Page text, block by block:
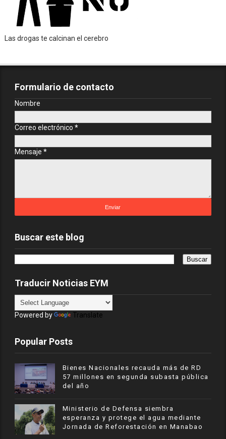
Las drogas te calcinan el cerebro
Formulario de contacto
Nombre
Correo electrónico *
Mensaje *
Buscar este blog
Traducir Noticias EYM
Powered by Translate
Popular Posts
Bienes Nacionales recauda más de RD
57 millones en segunda subasta pública
del año
Ministerio de Defensa siembra
esperanza y protege el agua mediante
Jornada de Reforestación en Manabao